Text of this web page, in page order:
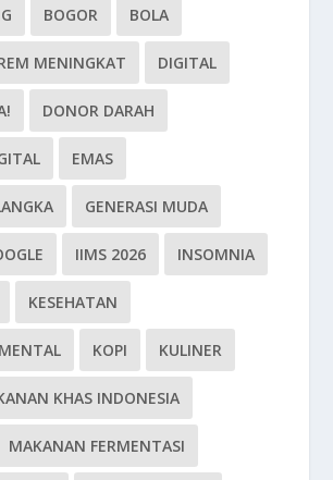
BOGOR BOLA
MENINGKAT DIGITAL
DONOR DARAH
EMAS
GENERASI MUDA
IIMS 2026 INSOMNIA
KESEHATAN
KOPI KULINER
KHAS INDONESIA
MAKANAN FERMENTASI